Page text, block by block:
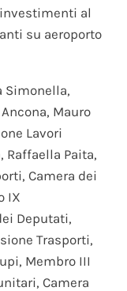
al
su aeroporto
Simonella,
Mauro
Lavori
Raffaella Paita,
Camera dei
IX
Deputati,
Trasporti,
Membro III
Camera